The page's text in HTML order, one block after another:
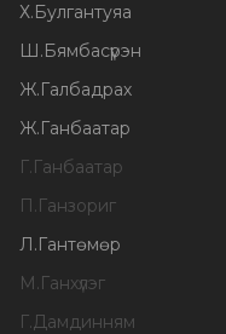
Х.Булгантуяа
Ш.Бямбасүрэн
Ж.Галбадрах
Ж.Ганбаатар
Г.Ганбаатар
П.Ганзориг
Л.Гантөмөр
М.Ганхүлэг
Г.Дамдинням